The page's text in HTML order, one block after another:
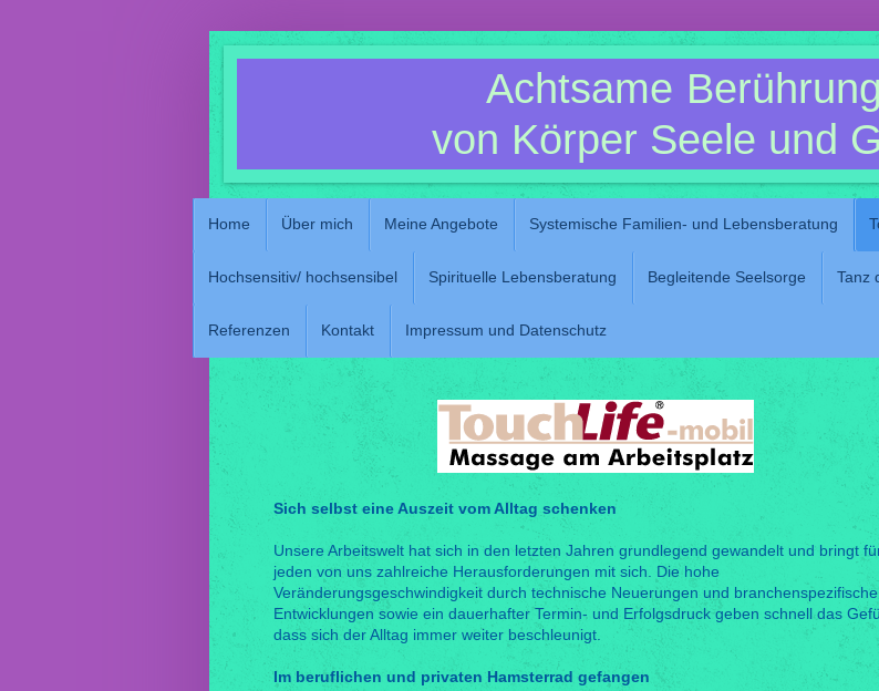
Achtsame Berührung
von Körper Seele und
Home Über mich Meine Angebote Systemische Familien- und Lebensberatung
Hochsensitiv/ hochsensibel Spirituelle Lebensberatung Begleitende Seelsorge Tanz
Referenzen Kontakt Impressum und Datenschutz
Sich selbst eine Auszeit vom Alltag schenken
Unsere Arbeitswelt hat sich in den letzten Jahren grundlegend gewandelt und bringt
jeden von uns zahlreiche Herausforderungen mit sich. Die hohe
Veränderungsgeschwindigkeit durch technische Neuerungen und branchenspezifische
Entwicklungen sowie ein dauerhafter Termin- und Erfolgsdruck geben schnell das
dass sich der Alltag immer weiter beschleunigt.
Im beruflichen und privaten Hamsterrad gefangen